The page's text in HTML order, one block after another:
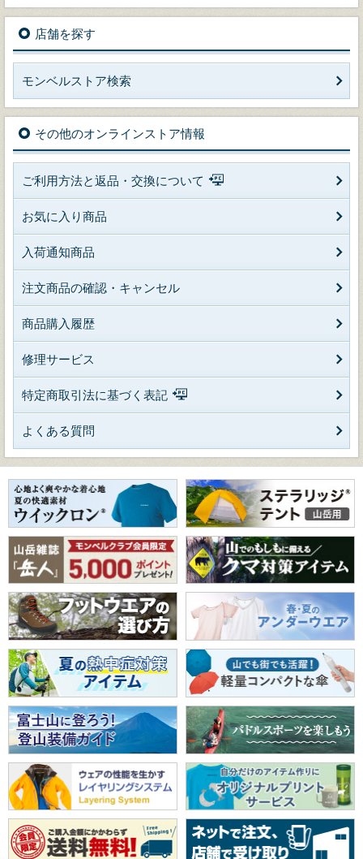
店舗を探す
モンベルストア検索
その他のオンラインストア情報
ご利用方法と返品・交換について
お気に入り商品
入荷通知商品
注文商品の確認・キャンセル
商品購入履歴
修理サービス
特定商取引法に基づく表記
よくある質問